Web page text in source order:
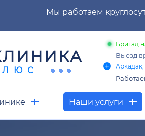
Мы работаем
Бригад
Выезд
Наши услуги